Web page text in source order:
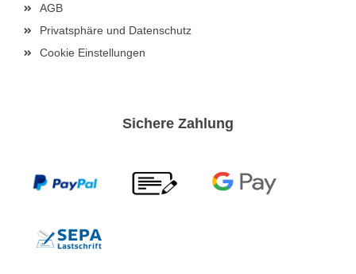
AGB
Privatsphäre und Datenschutz
Cookie Einstellungen
Sichere Zahlung